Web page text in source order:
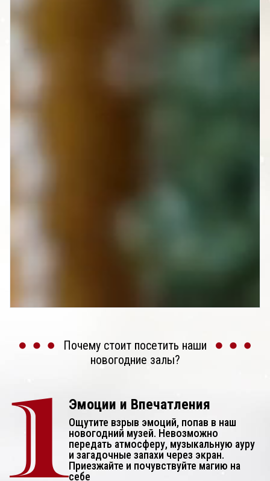
Почему стоит посетить наши
новогодние залы?
Эмоции и Впечатления
Ощутите взрыв эмоций, попав в наш
новогодний музей. Невозможно
передать атмосферу, музыкальную ауру
и загадочные запахи через экран.
Приезжайте и почувствуйте магию на
себе